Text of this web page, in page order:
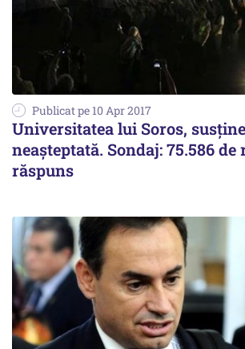
Publicat pe 10 Apr 2017
Universitatea lui Soros,
neașteptată. Sondaj: 75.586
răspuns